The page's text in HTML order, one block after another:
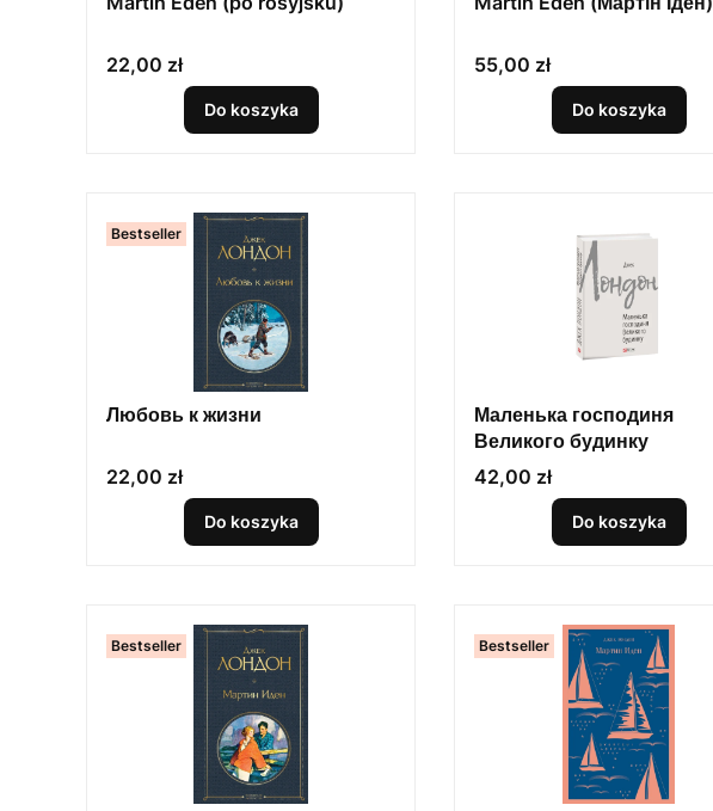
Cena
22,00 zł
Do koszyka
Cena
55,00 zł
Do koszyka
Bestseller
Любовь к жизни
Cena
22,00 zł
Do koszyka
Маленька господиня
Великого будинку
Cena
42,00 zł
Do koszyka
Bestseller Bestseller